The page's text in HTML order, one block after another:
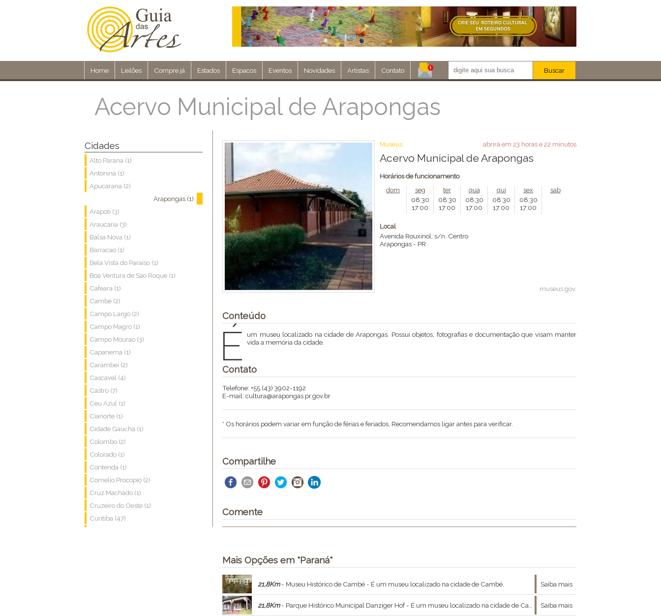
Home Leilões Compre já Estados Espacos Eventos Novidades Artistas Contato Buscar
Acervo Municipal de Arapongas
Cidades
Alto Parana (1)
Antonina (1)
Apucarana (2)
Arapongas (1)
Arapoti (3)
Araucaria (3)
Balsa Nova (1)
Barracao (1)
Bela Vista do Paraiso (1)
Boa Ventura de Sao Roque (1)
Cafeara (1)
Cambe (2)
Campo Largo (2)
Campo Magro (1)
Campo Mourao (3)
Capanema (1)
Carambei (2)
Cascavel (4)
Castro (7)
Ceu Azul (1)
Cianorte (1)
Cidade Gaucha (1)
Colombo (2)
Colorado (1)
Contenda (1)
Cornelio Procopio (2)
Cruz Machado (1)
Cruzeiro do Oeste (1)
Curitiba (47)
abrirá em 23 horas e 22 minutos
Museus
Acervo Municipal de Arapongas
Horários de funcionamento
dom
seg
08:30
17:00
ter
08:30
17:00
qua
08:30
17:00
qui
08:30
17:00
sex
08:30
17:00
sab
Local
Avenida Rouxinol, s/n. Centro
Arapongas - PR
museus.gov.
Conteúdo
É
um museu localizado na cidade de Arapongas. Possui objetos, fotografias e documentação que visam manter
vida a memória da cidade.
Contato
Telefone: +55 (43) 3902-1192
E-mail: cultura@arapongas.pr.gov.br
* Os horários podem variar em função de férias e feriados. Recomendamos ligar antes para verificar.
Compartilhe
Comente
Mais Opções em "Paraná"
21,8Km- Museu Histórico de Cambé - É um museu localizado na cidade de Cambé. Saiba mais
21,8Km- Parque Histórico Municipal Danziger Hof - É um museu localizado na cidade de Cambé, no Paraná. Saiba mais